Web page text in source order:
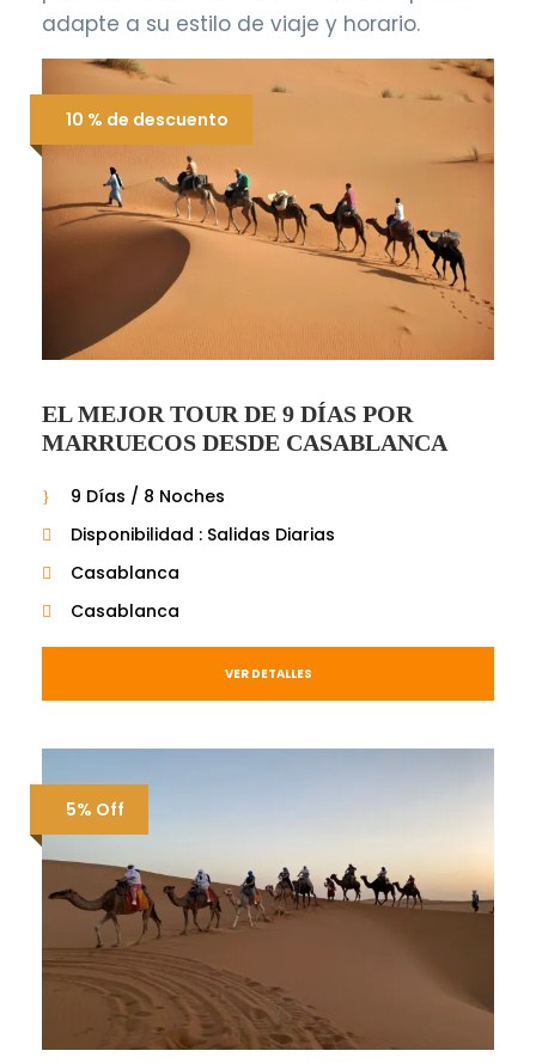
adapte a su estilo de viaje y horario.
10 % de descuento
EL MEJOR TOUR DE 9 DÍAS POR
MARRUECOS DESDE CASABLANCA
9 Días / 8 Noches
Disponibilidad : Salidas Diarias
Casablanca
Casablanca
VER DETALLES
5% Off